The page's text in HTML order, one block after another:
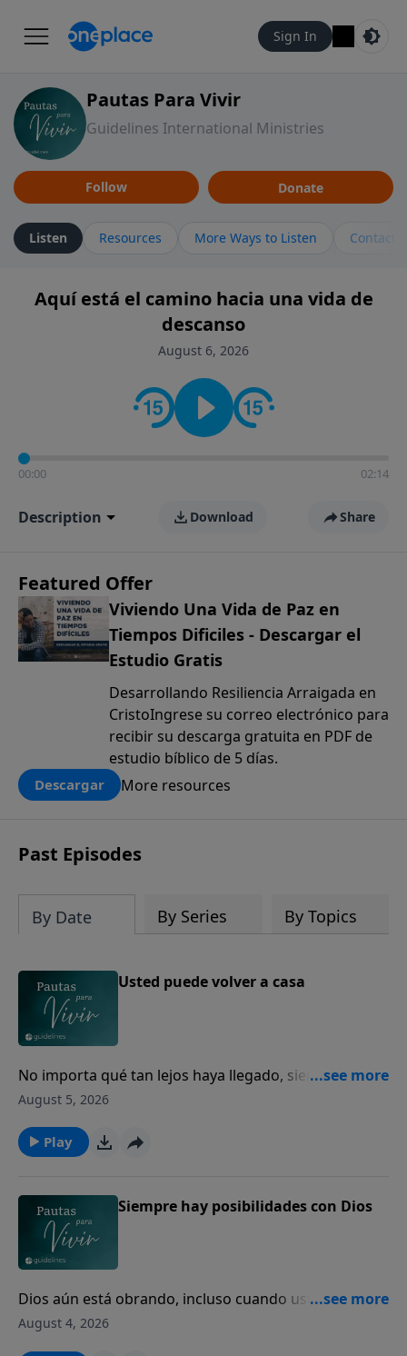
Sign In
Pautas Para Vivir
Guidelines International Ministries
Follow Donate
Listen Resources More Ways to Listen Contact
Aquí está el camino hacia una vida de
descanso
August 6, 2026
00:00 02:14
Description Download Share
Featured Offer
Viviendo Una Vida de Paz en
Tiempos Dificiles - Descargar el
Estudio Gratis
Desarrollando Resiliencia Arraigada en
CristoIngrese su correo electrónico para
recibir su descarga gratuita en PDF de
estudio bíblico de 5 días.
Descargar More resources
Past Episodes
By Date By Series By Topics
Usted puede volver a casa
No importa qué tan lejos haya llegado, siempre
puede volver a casa con Dios.
August 5, 2026
Play
Siempre hay posibilidades con Dios
Dios aún está obrando, incluso cuando usted no
puede ver el final.
August 4, 2026